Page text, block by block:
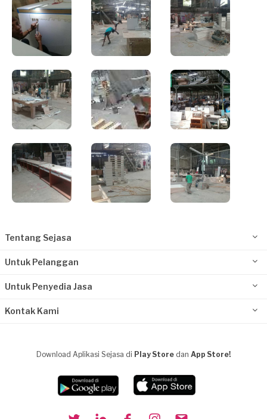
Tentang Sejasa
Untuk Pelanggan
Untuk Penyedia Jasa
Kontak Kami
Download Aplikasi Sejasa di Play Store dan App Store!